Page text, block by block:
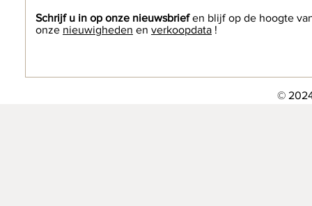
Schrijf u in op onze nieuwsbriefen blijf op de hoogte
onze nieuwigheden en verkoopdata !
© 2024 The